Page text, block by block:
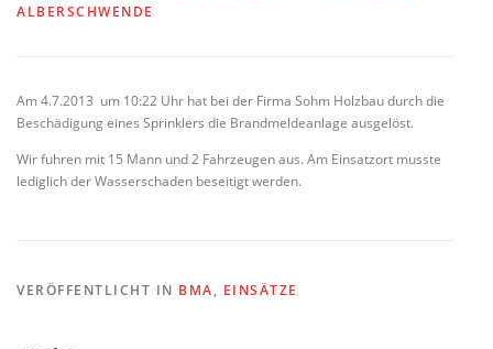
ALBERSCHWENDE
Am 4.7.2013 um 10:22 Uhr hat bei der Firma Sohm Holzbau durch die
Beschädigung eines Sprinklers die Brandmeldeanlage ausgelöst.
Wir fuhren mit 15 Mann und 2 Fahrzeugen aus. Am Einsatzort musste
lediglich der Wasserschaden beseitigt werden.
VERÖFFENTLICHT IN BMA, EINSÄTZE